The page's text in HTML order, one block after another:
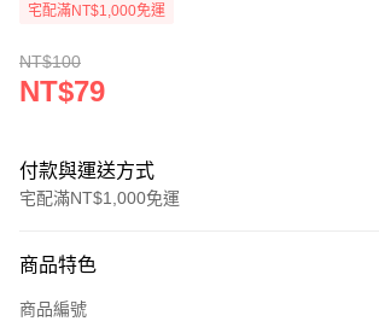
宅配滿NT$1,000免運
NT$100
NT$79
付款與運送方式
宅配滿NT$1,000免運
信用卡一次付款
商品特色
商品編號